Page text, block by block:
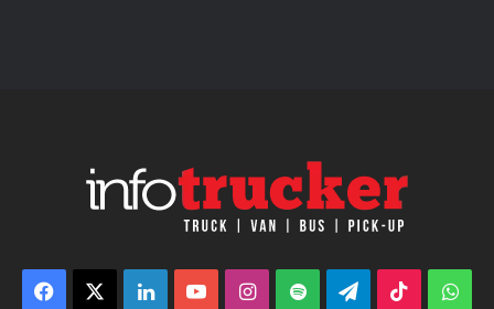
Facebook LinkedInYouTubeInstagram
Spotify TelegramTikTok